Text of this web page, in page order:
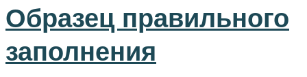
Образец правильного
заполнения